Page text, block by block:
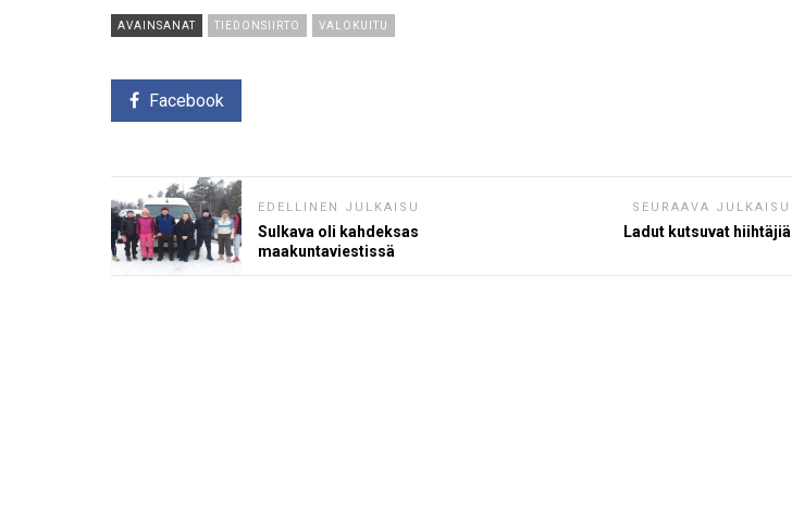
AVAINSANAT TIEDONSIIRTO VALOKUITU
Facebook
EDELLINEN JULKAISU
Sulkava oli kahdeksas
maakuntaviestissä
SEURAAVA JULKAISU
Ladut kutsuvat hiihtäjiä